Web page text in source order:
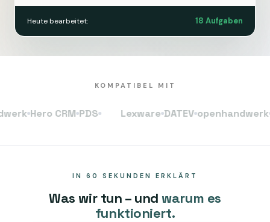
Heute bearbeitet: 18 Aufgaben
KOMPATIBEL MIT
Hero CRM PDS Lexware DATEV openhandwerk
IN 60 SEKUNDEN ERKLÄRT
Was wir tun – und warum es
funktioniert.